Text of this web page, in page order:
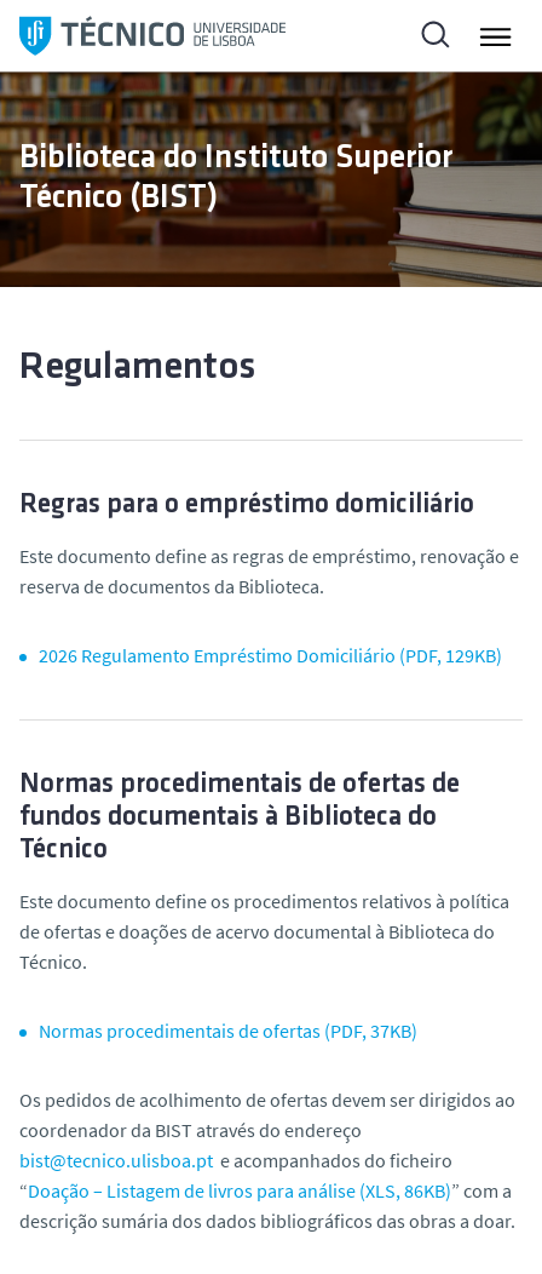
i
p
t
o
c
o
t
Biblioteca do Instituto Superior
Técnico (BIST)
Regulamentos
Regras para o empréstimo domiciliário
Este documento define as regras de empréstimo, renovação e
reserva de documentos da Biblioteca.
2026 Regulamento Empréstimo Domiciliário (PDF, 129KB)
Normas procedimentais de ofertas de
fundos documentais à Biblioteca do
Técnico
Este documento define os procedimentos relativos à política
de ofertas e doações de acervo documental à Biblioteca do
Técnico.
Normas procedimentais de ofertas (PDF, 37KB)
Os pedidos de acolhimento de ofertas devem ser dirigidos ao
coordenador da BIST através do endereço
bist@tecnico.ulisboa.pt e acompanhados do ficheiro
“Doação – Listagem de livros para análise (XLS, 86KB)” com a
descrição sumária dos dados bibliográficos das obras a doar.